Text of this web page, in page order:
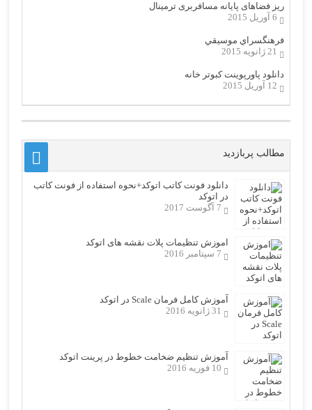
ریز فضاهای پایانه مسافربری ترمینال
6 آوریل 2015
فرهنگسراي موسيقي
21 ژانویه 2015
دانلود پاورپوینت کبوتر خانه
12 آوریل 2015
مطالب پربازدید
دانلود فونت کاتب اتوکد+نحوه استفاده از فونت کاتب
در اتوکد
7 آگوست 2017
اموزش تنظیمات پلات نقشه های اتوکد
7 سپتامبر 2016
آموزش کامل فرمان Scale در اتوکد
31 ژانویه 2016
آموزش تنظیم ضخامت خطوط در پرینت اتوکد
10 فوریه 2016